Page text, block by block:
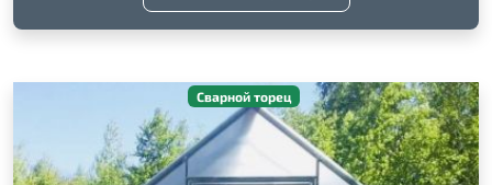
Сварной торец